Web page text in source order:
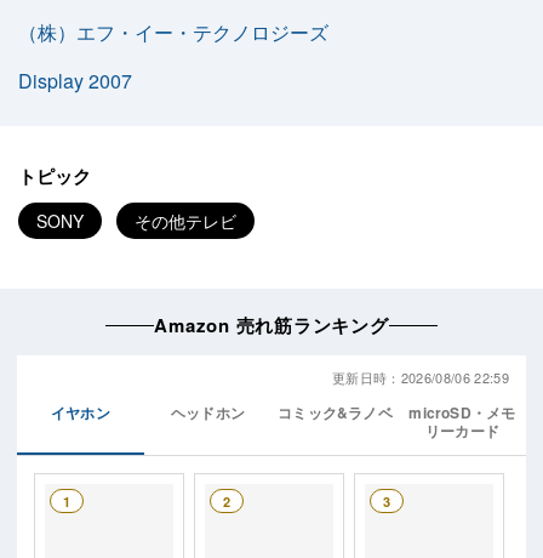
（株）エフ・イー・テクノロジーズ
Display 2007
トピック
SONY その他テレビ